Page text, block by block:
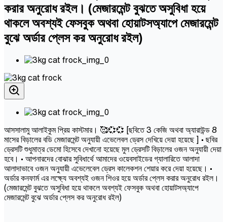
করার অনুরোধ রইল। (মেজারমেন্ট বুঝতে অসুবিধা হয়ে
থাকলে অবশ্যই ফেসবুক অথবা হোয়াটসঅ্যাপে মেজারমেন্ট
বুঝে অর্ডার প্লেস কর অনুরোধ রইল)
আসসালামু আলাইকুম প্রিয় কাস্টমার। 🥰💞💞 [ছবিতে 3 কেজি অথবা অ্যারাউন্ড 8
মাসের বিড়ালের বডি মেজারমেন্ট অনুযায়ী এভেলেবল ড্রেস দেখিয়ে দেয়া হয়েছে ] • ছবির
ড্রেসটি শুধুমাত্র ডেমো হিসেবে দেখানো হয়েছে মুল ড্রেসটি বিড়ালের ওজন অনুযায়ী দেয়া
হবে। • আপনারদের বোঝার সুবিধার্থে আমাদের ওয়েবসাইডের গ্যালারিতে আলাদা
আলাদাভাবে ওজন অনুযায়ী এভেলেবেল ড্রেস কালেকশন শেয়ার করে দেয়া হয়েছে। •
অর্ডার কনফার্ম এর লক্ষ্যে অবশ্যই ওজন শিওর হয়ে অর্ডার প্লেস করার অনুরোধ রইল।
(মেজারমেন্ট বুঝতে অসুবিধা হয়ে থাকলে অবশ্যই ফেসবুক অথবা হোয়াটসঅ্যাপে
মেজারমেন্ট বুঝে অর্ডার প্লেস কর অনুরোধ রইল)